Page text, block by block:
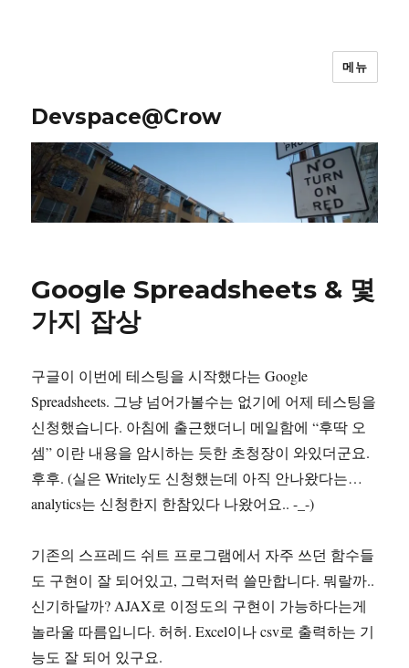
Devspace@Crow
메뉴
Google Spreadsheets & 몇
가지 잡상
구글이 이번에 테스팅을 시작했다는 Google
Spreadsheets. 그냥 넘어가볼수는 없기에 어제 테스팅을
신청했습니다. 아침에 출근했더니 메일함에 “후딱 오
셈” 이란 내용을 암시하는 듯한 초청장이 와있더군요.
후후. (실은 Writely도 신청했는데 아직 안나왔다는…
analytics는 신청한지 한참있다 나왔어요.. -_-)
기존의 스프레드 쉬트 프로그램에서 자주 쓰던 함수들
도 구현이 잘 되어있고, 그럭저럭 쓸만합니다. 뭐랄까..
신기하달까? AJAX로 이정도의 구현이 가능하다는게
놀라울 따름입니다. 허허. Excel이나 csv로 출력하는 기
능도 잘 되어 있구요.